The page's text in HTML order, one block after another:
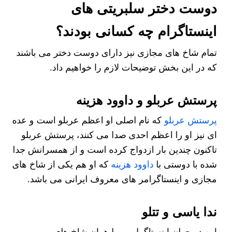
دوست دختر سلبریتی های
اینستاگرام چه کسانی بودند؟
تمام شاخ های مجازی نیز دارای دوست دختر می باشند
که در این بخش توضیحات لازم را خواهیم داد.
پرستش عربلو و داوود هزینه
پرستش عربلو که نام اصلی او اعظم عربلو است و عده
ای نیز او را اعظم احدی صدا می کنند، پرستش عربلو
تاکنون چندین بار ازدواج کرده است و از همسرانش جدا
شده با دوستی با داوود هزینه که او هم یکی از شاخ های
مجازی و اینستاگرامر های معروف ایرانی می باشد.
ندا یاسی و تتلو